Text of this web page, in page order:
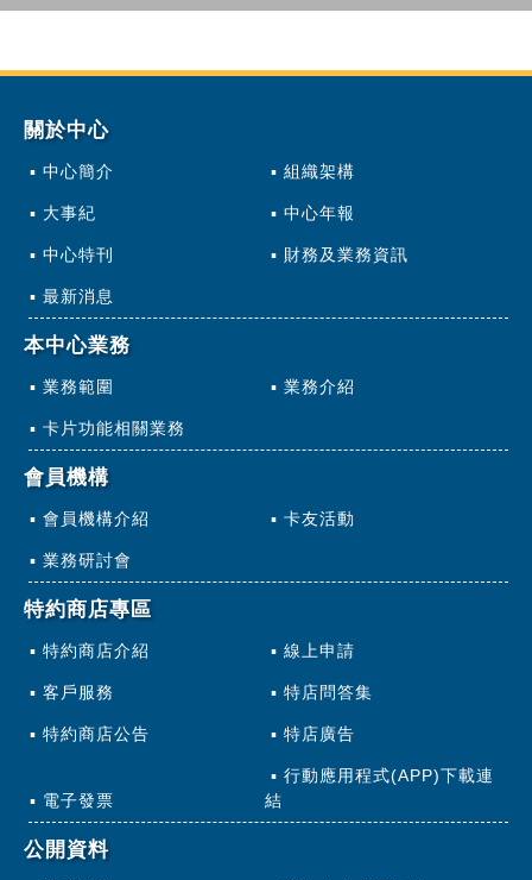
關於中心
中心簡介 組織架構
大事紀 中心年報
中心特刊 財務及業務資訊
最新消息
本中心業務
業務範圍 業務介紹
卡片功能相關業務
會員機構
會員機構介紹 卡友活動
業務研討會
特約商店專區
特約商店介紹 線上申請
客戶服務 特店問答集
特約商店公告 特店廣告
電子發票
行動應用程式(APP)下載連
結
公開資料